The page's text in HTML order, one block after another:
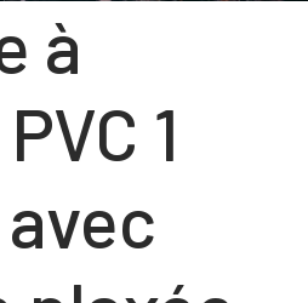
à
1